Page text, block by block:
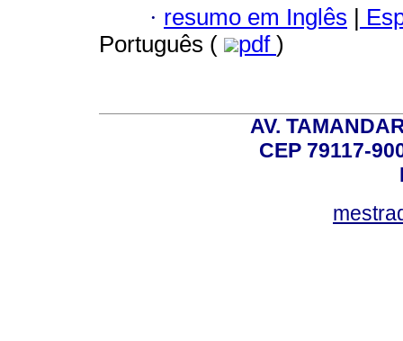
· resumo em Inglês |
Português (
pdf )
AV.
CEP 79117-